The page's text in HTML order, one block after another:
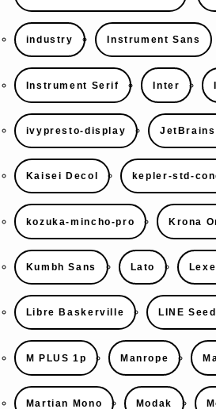
industry Instrument Sans
Instrument Serif Inter
ivypresto-display JetBrains
Kaisei Decol kepler-std-
kozuka-mincho-pro Krona
Kumbh Sans Lato
Libre Baskerville LINE
M PLUS 1p Manrope
Martian Mono Modak